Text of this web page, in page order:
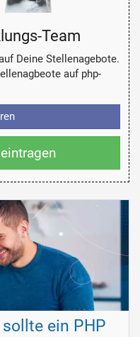
Team
Deine Stellenagebote.
auf php-
ein PHP